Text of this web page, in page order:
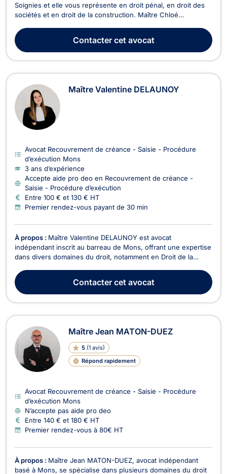
Soignies et elle vous représente en droit pénal, en droit des
sociétés et en droit de la construction. Maître Chloé
liés aux infractions contre les biens (recel, usage de faux,
extorsion, escroquerie, vol, etc.) ou celles contre le...
Contactercet avocat
Maître Valentine DELAUNOY
Avocat Recouvrement de créance - Saisie - Procédure
d’exécution Mons
3 ans d’expérience
Accepte aide pro deo en Recouvrement de créance -
Saisie - Procédure d’exécution
Entre 100 € et 130 € HT
Premier rendez-vous payant de 30 min
À propos : Maître Valentine DELAUNOY est avocat
indépendant inscrit au barreau de Mons, offrant une expertise
dans divers domaines du droit, notamment en Droit de la
ainsi qu'en Recouvrement de Créance et Droit de l'Immobilier.
Jeune avocate dynamique et à l’écoute, je m...
Contactercet avocat
Maître Jean MATON-DUEZ
5 (1 avis)
Répond rapidement
Avocat Recouvrement de créance - Saisie - Procédure
d’exécution Mons
N’accepte pas aide pro deo
Entre 140 € et 180 € HT
Premier rendez-vous à 80€ HT
À propos : Maître Jean MATON-DUEZ, avocat indépendant
basé à Mons, se spécialise dans plusieurs domaines du droit